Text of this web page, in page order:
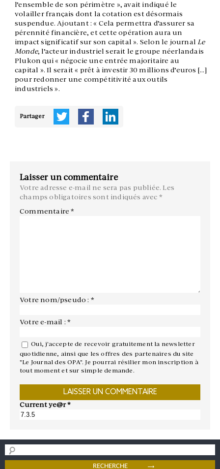
l’ensemble de son périmètre », avait indiqué le
volailler français dont la cotation est désormais
suspendue. Ajoutant : « Cela permettra d’assurer sa
pérennité financière, et cette opération aura un
impact significatif sur son capital ». Selon le journal Le
Monde, l’acteur industriel serait le groupe néerlandais
Plukon qui « négocie une entrée majoritaire au
capital ». Il serait « prêt à investir 30 millions d’euros […]
pour redonner une compétitivité aux outils
industriels ».
Partager
Laisser un commentaire
Votre adresse e-mail ne sera pas publiée. Les
champs obligatoires sont indiqués avec *
Commentaire*
Votre nom/pseudo : *
Votre e-mail : *
Oui, j'accepte de recevoir gratuitement la newsletter
quotidienne, ainsi que les offres des partenaires du site
"Le Journal des OPA". Je pourrai résilier mon inscription à
tout moment et sur simple demande.
Current ye@r*